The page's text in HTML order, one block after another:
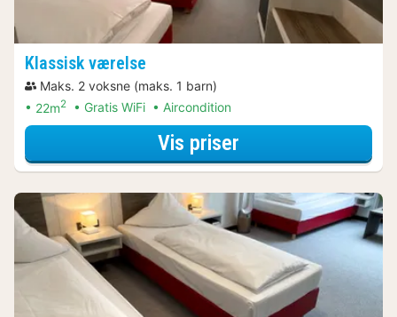
Klassisk værelse
Maks. 2 voksne (maks. 1 barn)
22m2 Gratis WiFi Aircondition
Vis priser